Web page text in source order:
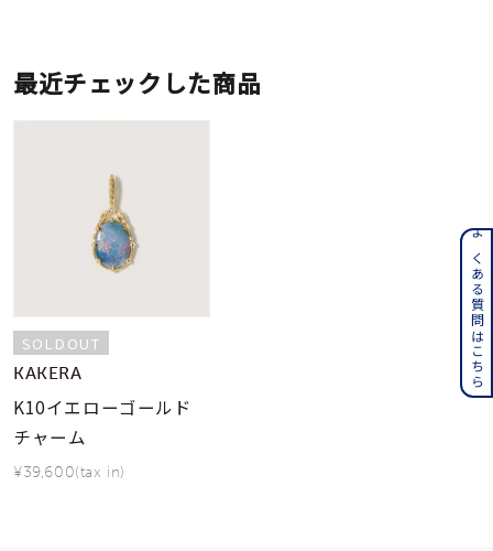
最近チェックした商品
SOLDOUT
KAKERA
K10イエローゴールド
チャーム
¥39,600(tax in)
よくある質問はこちら